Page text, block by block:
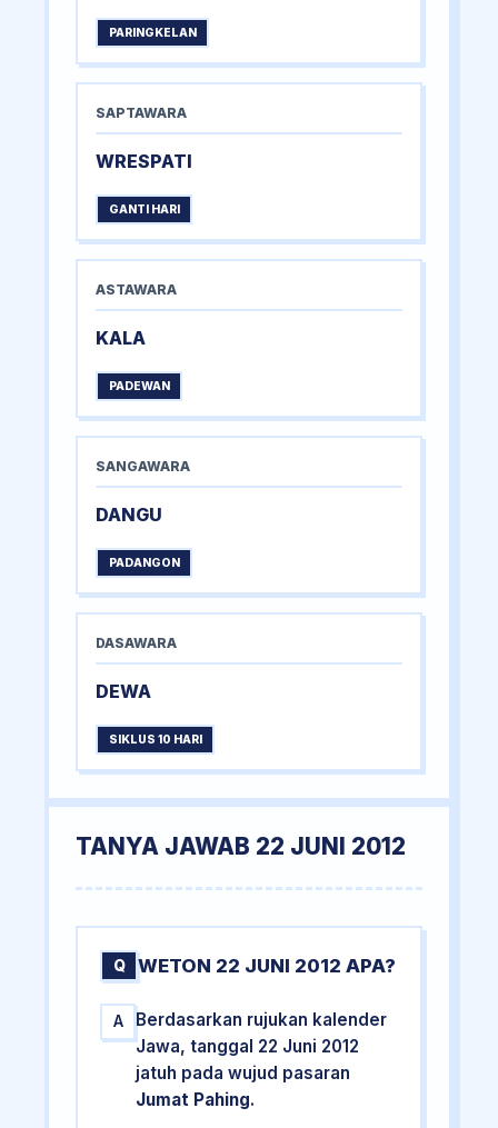
PARINGKELAN
SAPTAWARA
WRESPATI
GANTI HARI
ASTAWARA
KALA
PADEWAN
SANGAWARA
DANGU
PADANGON
DASAWARA
DEWA
SIKLUS 10 HARI
TANYA JAWAB 22 JUNI 2012
Q WETON 22 JUNI 2012 APA?
A
Berdasarkan rujukan kalender
Jawa, tanggal 22 Juni 2012
jatuh pada wujud pasaran
Jumat Pahing.